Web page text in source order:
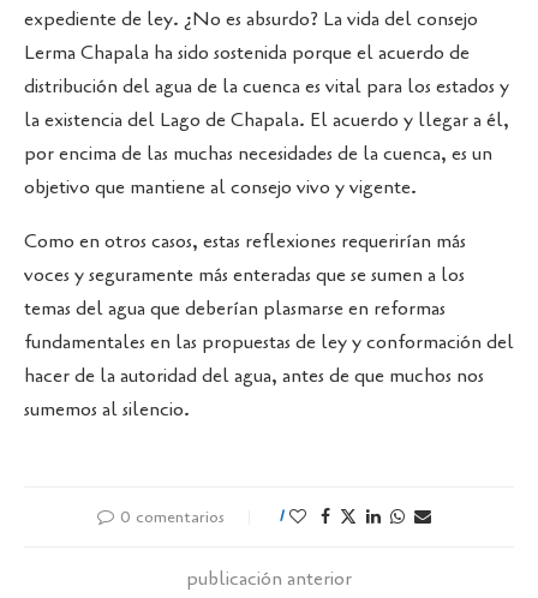
expediente de ley. ¿No es absurdo? La vida del consejo
Lerma Chapala ha sido sostenida porque el acuerdo de
distribución del agua de la cuenca es vital para los estados y
la existencia del Lago de Chapala. El acuerdo y llegar a él,
por encima de las muchas necesidades de la cuenca, es un
objetivo que mantiene al consejo vivo y vigente.
Como en otros casos, estas reflexiones requerirían más
voces y seguramente más enteradas que se sumen a los
temas del agua que deberían plasmarse en reformas
fundamentales en las propuestas de ley y conformación del
hacer de la autoridad del agua, antes de que muchos nos
sumemos al silencio.
0 comentarios 1
publicación anterior